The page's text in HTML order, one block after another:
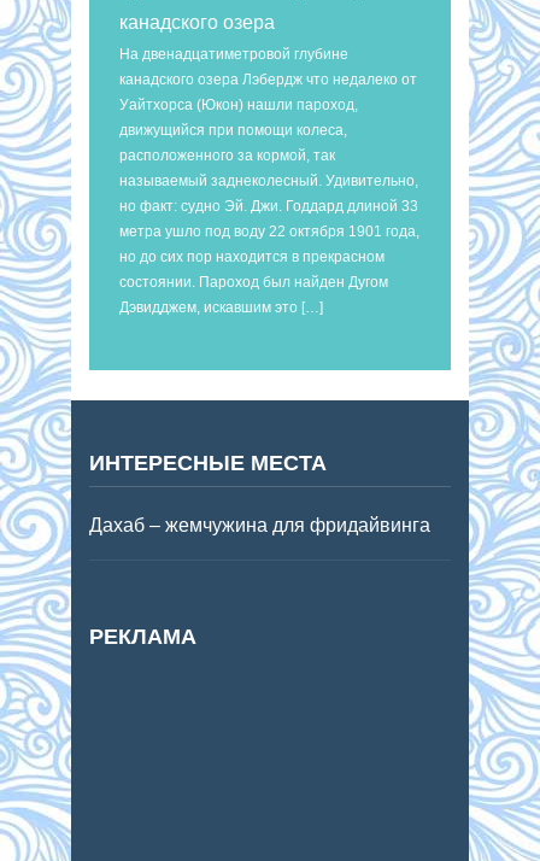
канадского озера
На двенадцатиметровой глубине
канадского озера Лэбердж что недалеко от
Уайтхорса (Юкон) нашли пароход,
движущийся при помощи колеса,
расположенного за кормой, так
называемый заднеколесный. Удивительно,
но факт: судно Эй. Джи. Годдард длиной 33
метра ушло под воду 22 октября 1901 года,
но до сих пор находится в прекрасном
состоянии. Пароход был найден Дугом
Дэвидджем, искавшим это […]
ИНТЕРЕСНЫЕ МЕСТА
Дахаб – жемчужина для фридайвинга
РЕКЛАМА